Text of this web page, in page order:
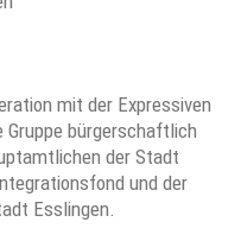
mit der Expressiven
bürgerschaftlich
der Stadt
und der
Esslingen.